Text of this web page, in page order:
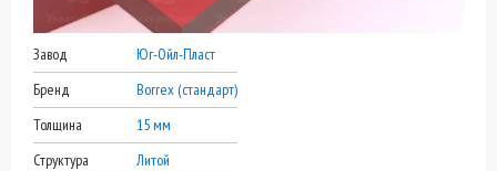
Завод
Юг-Ойл-Пласт
Бренд
Borrex (стандарт)
Толщина
15 мм
Структура
Литой